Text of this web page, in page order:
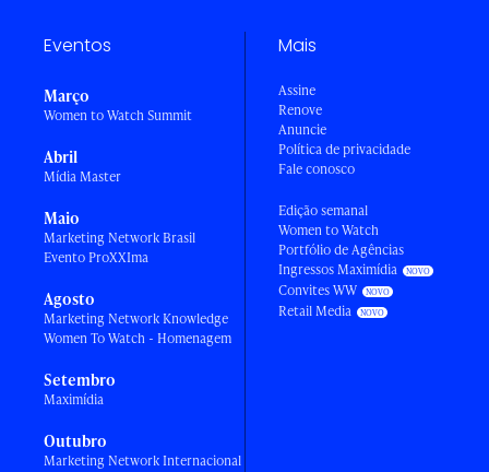
Eventos
Março
Women to Watch Summit
Abril
Mídia Master
Maio
Marketing Network Brasil
Evento ProXXIma
Agosto
Marketing Network Knowledge
Women To Watch - Homenagem
Setembro
Maximídia
Outubro
Marketing Network Internacional
Mais
Assine
Renove
Anuncie
Política de privacidade
Fale conosco
Edição semanal
Women to Watch
Portfólio de Agências
Ingressos Maximídia
Convites WW
Retail Media